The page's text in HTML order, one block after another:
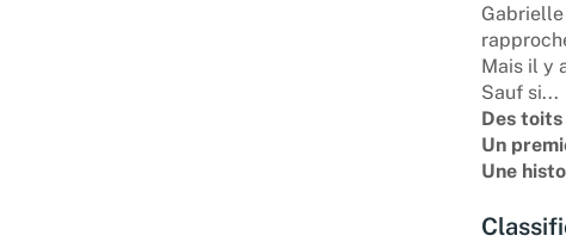
Mais il y
Sauf si...
Des toits
Un
Une